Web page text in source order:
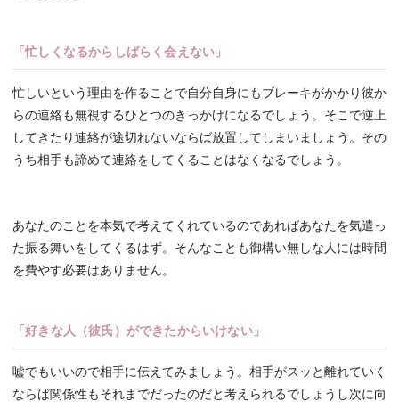
「忙しくなるからしばらく会えない」
忙しいという理由を作ることで自分自身にもブレーキがかかり彼か
らの連絡も無視するひとつのきっかけになるでしょう。そこで逆上
してきたり連絡が途切れないならば放置してしまいましょう。その
うち相手も諦めて連絡をしてくることはなくなるでしょう。
あなたのことを本気で考えてくれているのであればあなたを気遣っ
た振る舞いをしてくるはず。そんなことも御構い無しな人には時間
を費やす必要はありません。
「好きな人（彼氏）ができたからいけない」
嘘でもいいので相手に伝えてみましょう。相手がスッと離れていく
ならば関係性もそれまでだったのだと考えられるでしょうし次に向